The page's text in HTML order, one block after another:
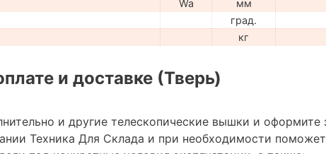
Wa мм
град.
кг
и доставке (Тверь)
и другие телескопические вышки и
Техника Для Склада и при необходимости